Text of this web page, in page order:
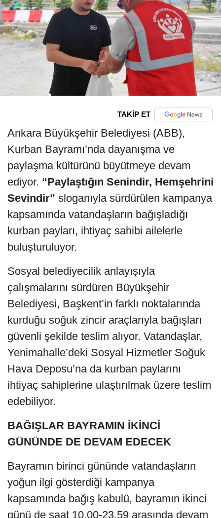
TAKİP ET
Ankara Büyükşehir Belediyesi (ABB),
Kurban Bayramı’nda dayanışma ve
paylaşma kültürünü büyütmeye devam
ediyor. “Paylaştığın Senindir, Hemşehrini
Sevindir” sloganıyla sürdürülen kampanya
kapsamında vatandaşların bağışladığı
kurban payları, ihtiyaç sahibi ailelerle
buluşturuluyor.
Sosyal belediyecilik anlayışıyla
çalışmalarını sürdüren Büyükşehir
Belediyesi, Başkent’in farklı noktalarında
kurduğu soğuk zincir araçlarıyla bağışları
güvenli şekilde teslim alıyor. Vatandaşlar,
Yenimahalle’deki Sosyal Hizmetler Soğuk
Hava Deposu’na da kurban paylarını
ihtiyaç sahiplerine ulaştırılmak üzere teslim
edebiliyor.
BAĞIŞLAR BAYRAMIN İKİNCİ
GÜNÜNDE DE DEVAM EDECEK
Bayramın birinci gününde vatandaşların
yoğun ilgi gösterdiği kampanya
kapsamında bağış kabulü, bayramın ikinci
günü de saat 10.00-23.59 arasında devam